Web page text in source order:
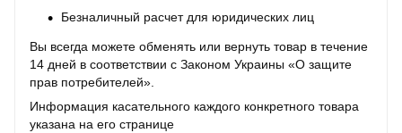
Безналичный расчет для юридических лиц
Вы всегда можете обменять или вернуть товар в течение
14 дней в соответствии с Законом Украины «О защите
прав потребителей».
Информация касательного каждого конкретного товара
указана на его странице